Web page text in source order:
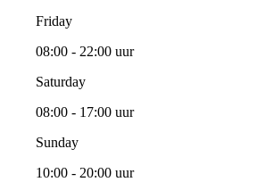
Friday
08:00 - 22:00 uur
Saturday
08:00 - 17:00 uur
Sunday
10:00 - 20:00 uur